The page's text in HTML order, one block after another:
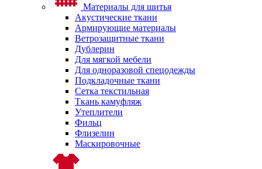
Материалы для шитья
Акустические ткани
Армирующие материалы
Ветрозащитные ткани
Дублерин
Для мягкой мебели
Для одноразовой спецодежды
Подкладочные ткани
Сетка текстильная
Ткань камуфляж
Утеплители
Фильц
Флизелин
Маскировочные